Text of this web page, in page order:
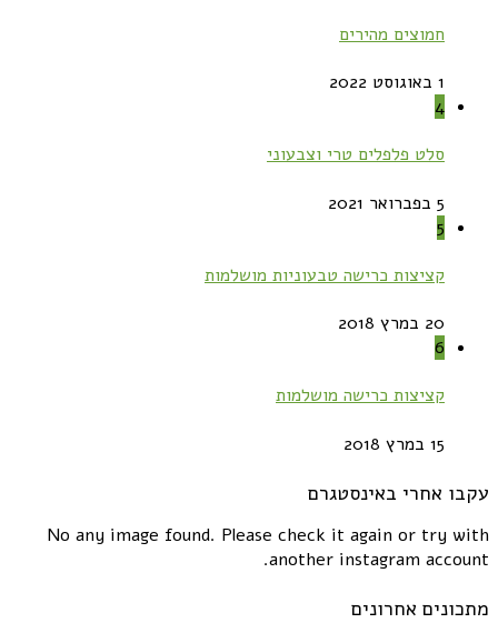
חמוצים מהירים
1 באוגוסט 2022
4
סלט פלפלים טרי וצבעוני
5 בפברואר 2021
5
קציצות כרישה טבעוניות מושלמות
20 במרץ 2018
6
קציצות כרישה מושלמות
15 במרץ 2018
עקבו אחרי באינסטגרם
No any image found. Please check it again or try with
another instagram account.
מתכונים אחרונים